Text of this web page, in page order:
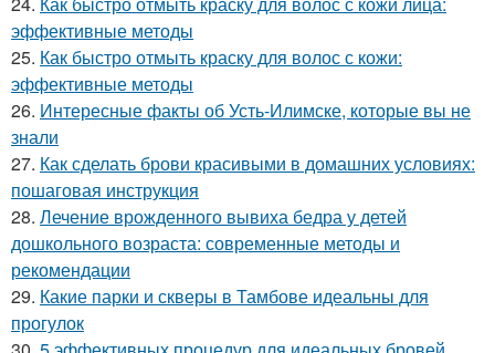
эффективные методы
25. Как быстро отмыть краску для волос с кожи:
эффективные методы
26. Интересные факты об Усть-Илимске, которые вы не
знали
27. Как сделать брови красивыми в домашних условиях:
пошаговая инструкция
28. Лечение врожденного вывиха бедра у детей
дошкольного возраста: современные методы и
рекомендации
29. Какие парки и скверы в Тамбове идеальны для
прогулок